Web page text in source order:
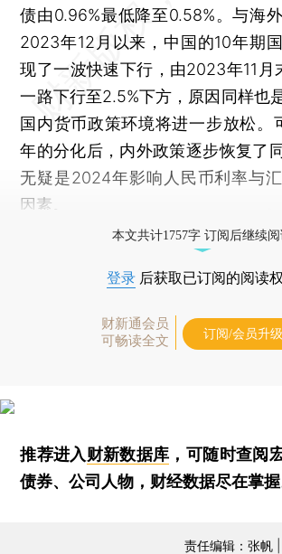
债由0.96%最低降至0.58%。与海外
2023年12月以来，中国的10年期
现了一波快速下行，由2023年11月
一路下行至2.5%下方，原因同样也
国内货币政策环境将进一步放松。
年的分化后，内外政策逐步恢复了
无疑是2024年影响人民币利率与
因素。
本文共计1757字 订阅后继续
登录 后获取已订阅的阅读
财新通会员
可畅读全文
订阅/会员升级
推荐进入财新数据库 ，可随时查阅
债券、公司人物，财经数据尽在掌握
责任编辑：张帆